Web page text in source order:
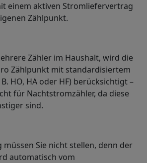
einem aktiven Stromliefervertrag
Zählpunkt.
Zähler im Haushalt, wird die
Zählpunkt mit standardisiertem
HO, HA oder HF) berücksichtigt –
für Nachtstromzähler, da diese
sind.
müssen Sie nicht stellen, denn der
automatisch vom